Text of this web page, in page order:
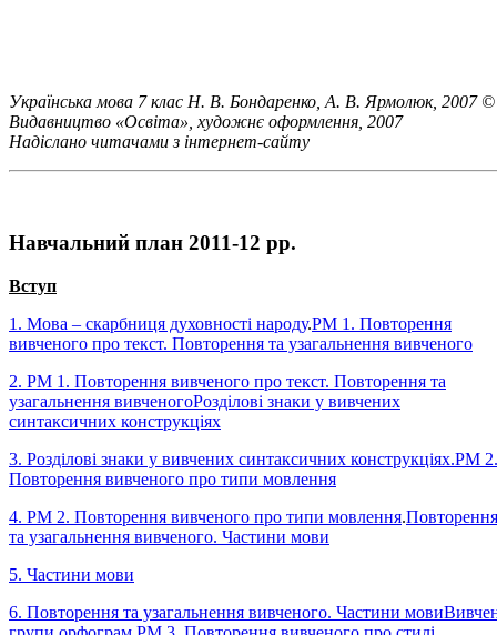
Українська мова 7 клас Н. В. Бондаренко, А. В. Ярмолюк, 2007 ©
Видавництво «Освіта», художнє оформлення, 2007
Надіслано читачами з інтернет-сайту
Навчальний план 2011-12 рр.
Вступ
1. Мова – скарбниця духовності народу.РМ 1. Повторення
вивченого про текст. Повторення та узагальнення вивченого
2. РМ 1. Повторення вивченого про текст. Повторення та
узагальнення вивченогоРозділові знаки у вивчених
синтаксичних конструкціях
3. Розділові знаки у вивчених синтаксичних конструкціях.РМ 2.
Повторення вивченого про типи мовлення
4. РМ 2. Повторення вивченого про типи мовлення.Повторення
та узагальнення вивченого. Частини мови
5. Частини мови
6. Повторення та узагальнення вивченого. Частини мови